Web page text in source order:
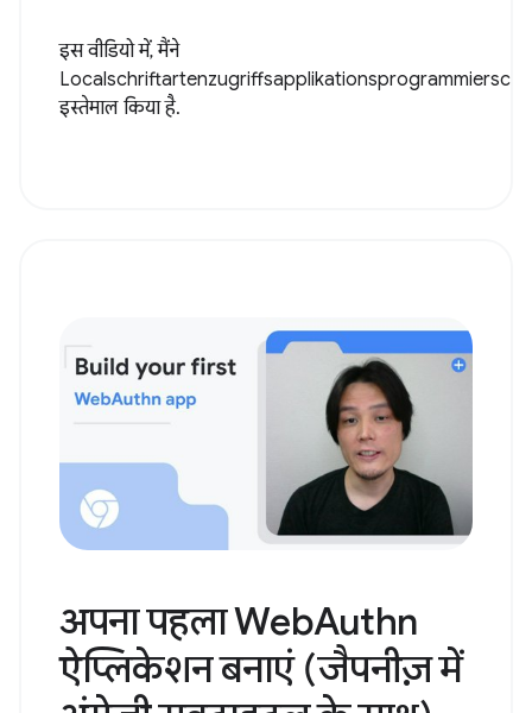
इस वीडियो में, मैंने
इस्तेमाल किया है.
अपना पहला WebAuthn
ऐप्लिकेशन बनाएं (जैपनीज़ में